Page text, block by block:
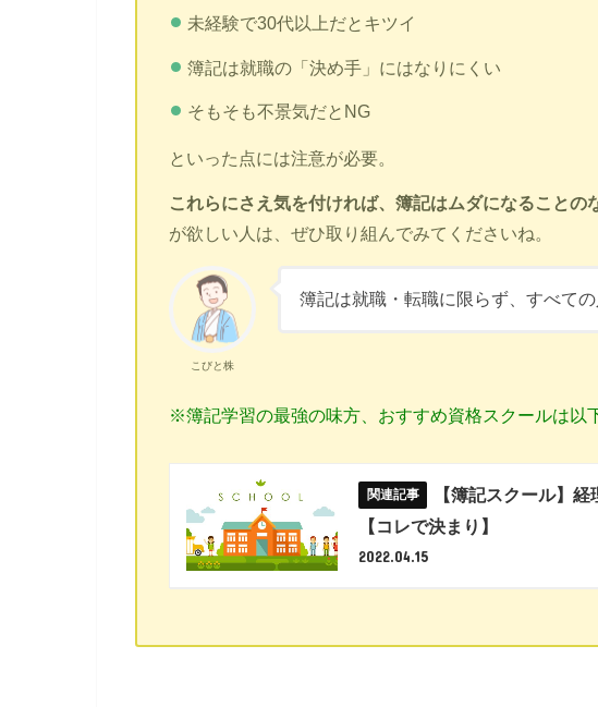
未経験で30代以上だとキツイ
簿記は就職の「決め手」にはなりにくい
そもそも不景気だとNG
といった点には注意が必要。
これらにさえ気を付ければ、簿記はムダになることの
が欲しい人は、ぜひ取り組んでみてくださいね。
こびと株
簿記は就職・転職に限らず、すべて
※簿記学習の最強の味方、おすすめ資格スクールは以
【簿記スクール】
【コレで決まり】
2022.04.15